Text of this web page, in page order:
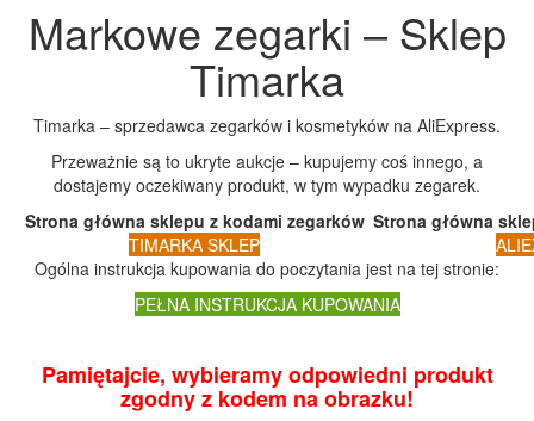
Markowe zegarki – Sklep
Timarka
Timarka – sprzedawca zegarków i kosmetyków na AliExpress.
Przeważnie są to ukryte aukcje – kupujemy coś innego, a
dostajemy oczekiwany produkt, w tym wypadku zegarek.
Strona główna sklepu z kodami zegarków Strona główna
TIMARKA SKLEP
Ogólna instrukcja kupowania do poczytania jest na tej stronie:
PEŁNA INSTRUKCJA KUPOWANIA
Pamiętajcie, wybieramy odpowiedni produkt
zgodny z kodem na obrazku!